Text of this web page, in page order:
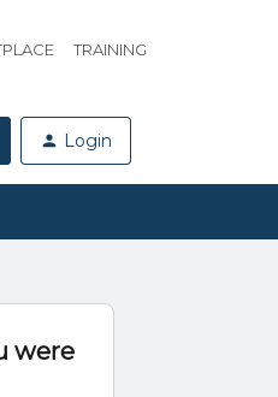
TRAINING
Login
were